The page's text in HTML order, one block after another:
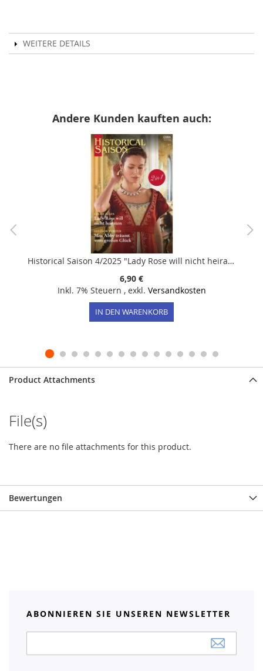
WEITERE DETAILS
Andere Kunden kauften auch:
Historical Saison 4/2025 "Lady Rose will nicht heiraten"
6,90 €
Inkl. 7% Steuern , exkl. Versandkosten
IN DEN WARENKORB
Product Attachments
File(s)
There are no file attachments for this product.
Bewertungen
ABONNIEREN SIE UNSEREN NEWSLETTER
Newsletter: